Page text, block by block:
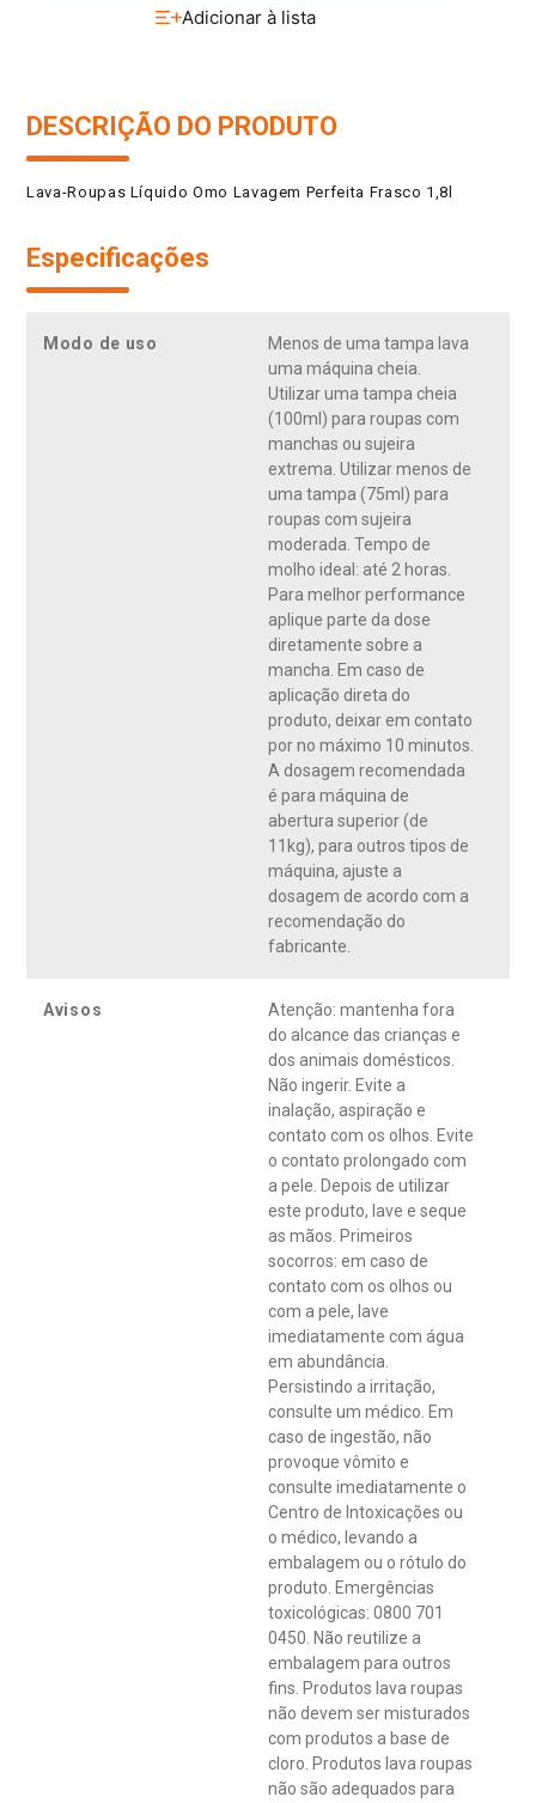
DESCRIÇÃO DO PRODUTO
Lava-Roupas Líquido Omo Lavagem Perfeita Frasco 1,8l
Especificações
Modo de uso
Menos de uma tampa lava
uma máquina cheia.
Utilizar uma tampa cheia
(100ml) para roupas com
manchas ou sujeira
extrema. Utilizar menos de
uma tampa (75ml) para
roupas com sujeira
moderada. Tempo de
molho ideal: até 2 horas.
Para melhor performance
aplique parte da dose
diretamente sobre a
mancha. Em caso de
aplicação direta do
produto, deixar em contato
por no máximo 10 minutos.
A dosagem recomendada
é para máquina de
abertura superior (de
11kg), para outros tipos de
máquina, ajuste a
dosagem de acordo com a
recomendação do
fabricante.
Avisos
Atenção: mantenha fora
do alcance das crianças e
dos animais domésticos.
Não ingerir. Evite a
inalação, aspiração e
contato com os olhos. Evite
o contato prolongado com
a pele. Depois de utilizar
este produto, lave e seque
as mãos. Primeiros
socorros: em caso de
contato com os olhos ou
com a pele, lave
imediatamente com água
em abundância.
Persistindo a irritação,
consulte um médico. Em
caso de ingestão, não
provoque vômito e
consulte imediatamente o
Centro de Intoxicações ou
o médico, levando a
embalagem ou o rótulo do
produto. Emergências
toxicológicas: 0800 701
0450. Não reutilize a
embalagem para outros
fins. Produtos lava roupas
não devem ser misturados
com produtos a base de
cloro. Produtos lava roupas
não são adequados para